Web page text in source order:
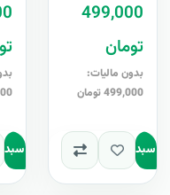
499,000
تومان
بدون مالیات:
499,000 تومان
به سبد افزودن به سبد